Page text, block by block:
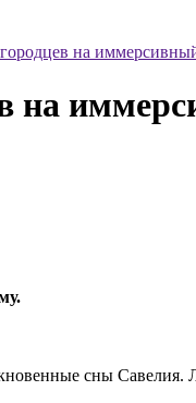
на
на
сны Савелия.